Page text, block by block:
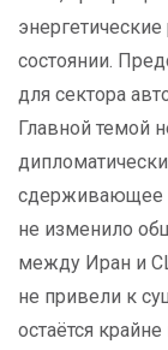
состоянии.
для сектора
Главной темой
сдерживающее
не изменило
между Иран и
не привели к
остаётся